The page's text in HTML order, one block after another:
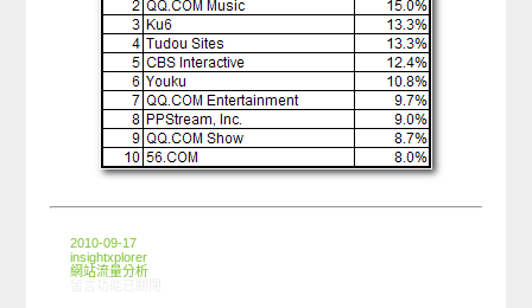
2010-09-17
insightxplorer
網站流量分析